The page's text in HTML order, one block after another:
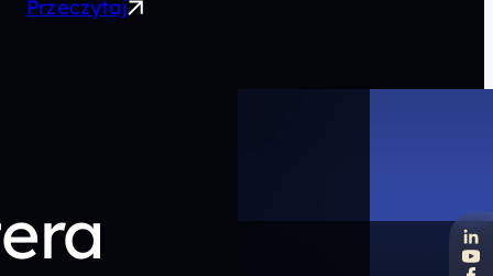
Przeczytaj